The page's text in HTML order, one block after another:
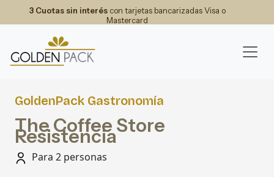
3 Cuotas sin interéscon tarjetas bancarizadas Visa o
Mastercard
GoldenPack Gastronomía
The Coffee Store
Resistencia
Para 2 personas